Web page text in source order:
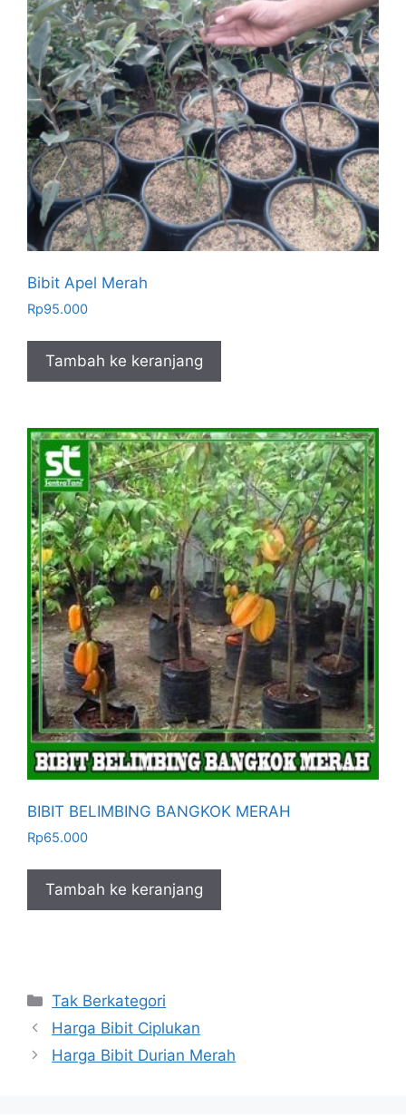
Bibit Apel Merah
Rp95.000
Tambah ke keranjang
BIBIT BELIMBING BANGKOK MERAH
Rp65.000
Tambah ke keranjang
Kategori
Tak Berkategori
Harga Bibit Ciplukan
Harga Bibit Durian Merah